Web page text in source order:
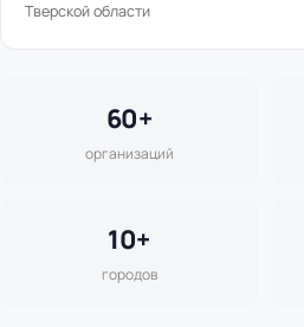
Тверской области
60+
организаций
10+
городов